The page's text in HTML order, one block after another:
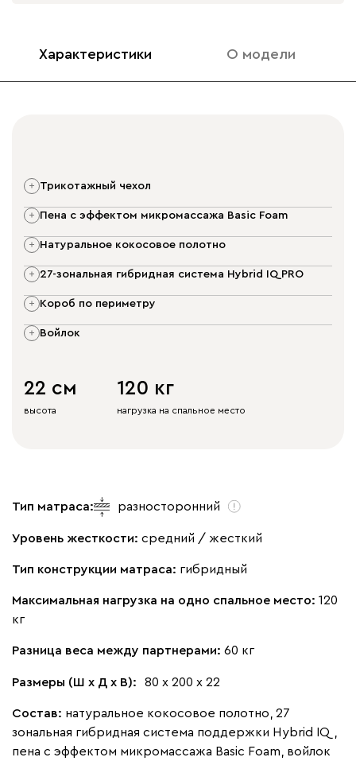
Характеристики О модели
трикотажный чехол
пена с эффектом микромассажа Basic Foam
натуральное кокосовое полотно
27-зональная гибридная система Hybrid IQ PRO
короб по периметру
войлок
22 см
высота
120 кг
нагрузка на спальное место
Тип матраса: разносторонний
Уровень жесткости: средний / жесткий
Тип конструкции матраса: гибридный
Максимальная нагрузка на одно спальное место: 120
кг
Разница веса между партнерами: 60 кг
Размеры (Ш х Д х В): 80 х 200 х 22
Состав: натуральное кокосовое полотно, 27
зональная гибридная система поддержки Hybrid IQ,
пена с эффектом микромассажа Basic Foam, войлок